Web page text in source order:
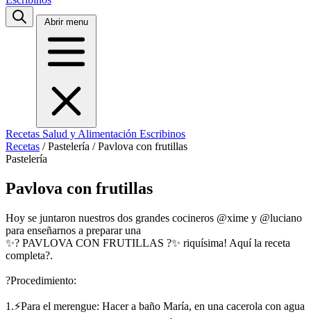
Abrir menu
Recetas Salud y Alimentación Escribinos
Recetas / Pastelería / Pavlova con frutillas
Pastelería
Pavlova con frutillas
Hoy se juntaron nuestros dos grandes cocineros @xime y @luciano
para enseñarnos a preparar una
✨? PAVLOVA CON FRUTILLAS ?✨ riquísima! Aquí la receta
completa?.
?Procedimiento:
1.⚡Para el merengue: Hacer a baño María, en una cacerola con agua